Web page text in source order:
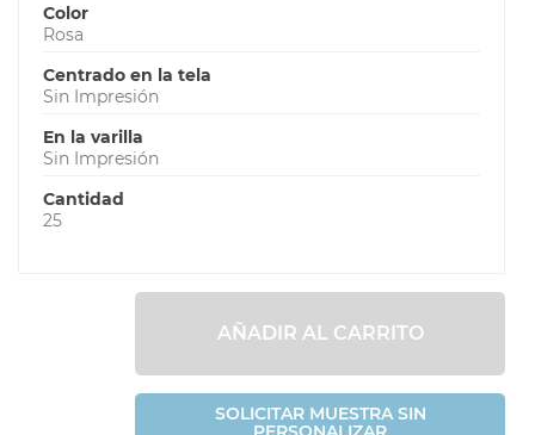
Color
Rosa
Centrado en la tela
Sin Impresión
En la varilla
Sin Impresión
Cantidad
25
AÑADIR AL CARRITO
SOLICITAR MUESTRA SIN